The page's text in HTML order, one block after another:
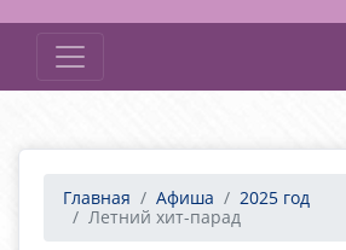
Главная Афиша
2025 год
Летний хит-парад